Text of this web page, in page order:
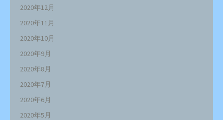
2020年12月
2020年11月
2020年10月
2020年9月
2020年8月
2020年7月
2020年6月
2020年5月